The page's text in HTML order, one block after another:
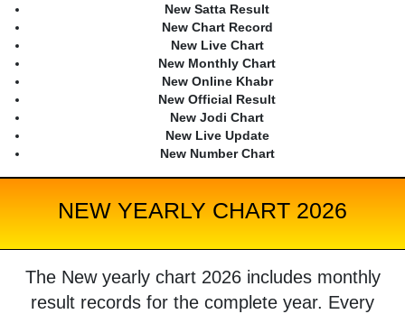
New Satta Result
New Chart Record
New Live Chart
New Monthly Chart
New Online Khabr
New Official Result
New Jodi Chart
New Live Update
New Number Chart
NEW YEARLY CHART 2026
The New yearly chart 2026 includes monthly
result records for the complete year. Every